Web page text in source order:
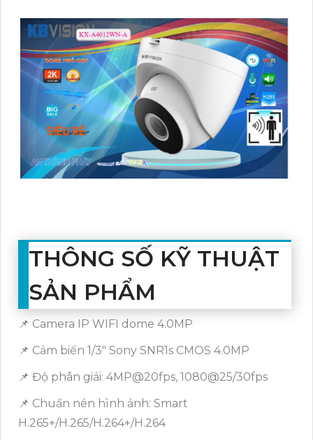
THÔNG SỐ KỸ THUẬT
SẢN PHẨM
📌 Camera IP WIFI dome 4.0MP
📌 Cảm biến 1/3" Sony SNR1s CMOS 4.0MP
📌 Độ phân giải: 4MP@20fps, 1080@25/30fps
📌 Chuẩn nén hình ảnh: Smart
H.265+/H.265/H.264+/H.264